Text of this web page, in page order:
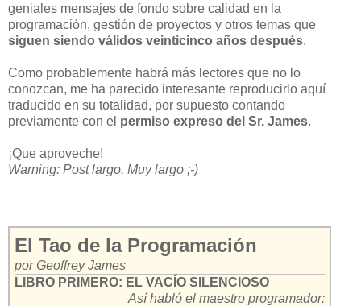
geniales mensajes de fondo sobre calidad en la
programación, gestión de proyectos y otros temas que
siguen siendo válidos veinticinco años después.
Como probablemente habrá más lectores que no lo
conozcan, me ha parecido interesante reproducirlo aquí
traducido en su totalidad, por supuesto contando
previamente con el permiso expreso del Sr. James.
¡Que aproveche!
Warning: Post largo. Muy largo ;-)
El Tao de la Programación
por Geoffrey James
LIBRO PRIMERO: EL VACÍO SILENCIOSO
Así habló el maestro programador: